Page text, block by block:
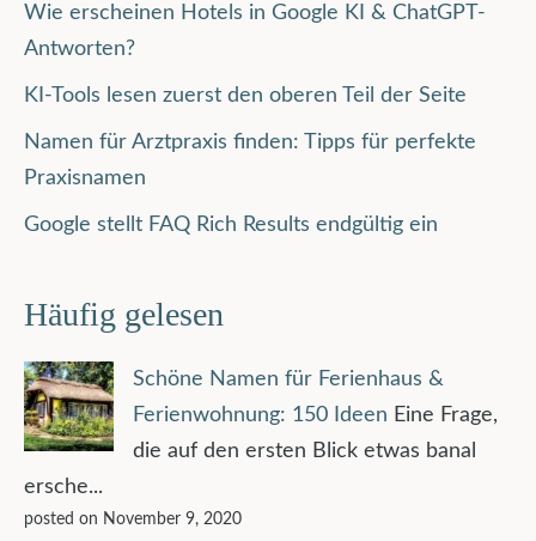
Wie erscheinen Hotels in Google KI & ChatGPT-
Antworten?
KI-Tools lesen zuerst den oberen Teil der Seite
Namen für Arztpraxis finden: Tipps für perfekte
Praxisnamen
Google stellt FAQ Rich Results endgültig ein
Häufig gelesen
Schöne Namen für Ferienhaus &
Ferienwohnung: 150 Ideen Eine Frage,
die auf den ersten Blick etwas banal
ersche...
posted on November 9, 2020